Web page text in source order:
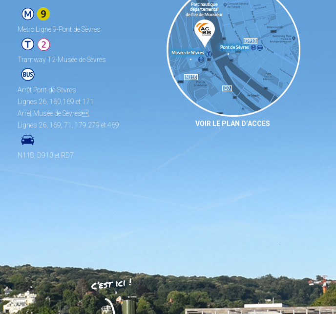
Metro Ligne 9-Pont de Sèvres
Tramway T2-Musée de Sèvres
Arrêt Pont-de-Sèvres
Lignes 26, 160,169 et 171
Arrêt Musée de Sèvres
Lignes 26, 169, 71, 179 279 et 469
N118, D910 et RD7
VOIR LE PLAN D’ACCES